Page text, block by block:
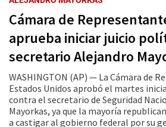
Cámara de
aprueba iniciar juicio
secretario Alejandro
WASHINGTON (AP) — La Cámara de
Estados Unidos aprobó el martes
contra el secretario de Seguridad
Mayorkas, ya que la mayoría
a castigar al gobierno federal por su